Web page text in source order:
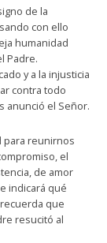
de la
con ello
humanidad
Padre.
y a la injusticia
contra todo
anunció el Señor.
para reunirnos
el
de amor
indicará qué
que
resucitó al